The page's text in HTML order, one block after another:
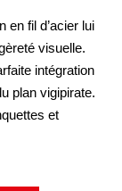
en fil d’acier lui
visuelle.
intégration
plan vigipirate.
et